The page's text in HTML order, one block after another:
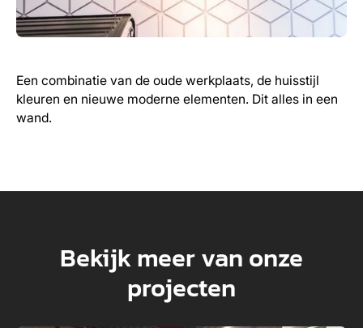
Een combinatie van de oude werkplaats, de huisstijl
kleuren en nieuwe moderne elementen. Dit alles in een
wand.
Bekijk meer van onze
projecten